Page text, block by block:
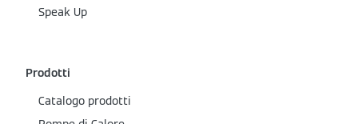
Speak Up
Prodotti
Catalogo prodotti